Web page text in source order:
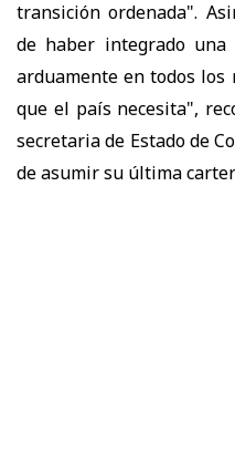
transición ordenada".
de haber integrado
arduamente en todos
que el país necesita",
secretaria de Estado de
de asumir su última